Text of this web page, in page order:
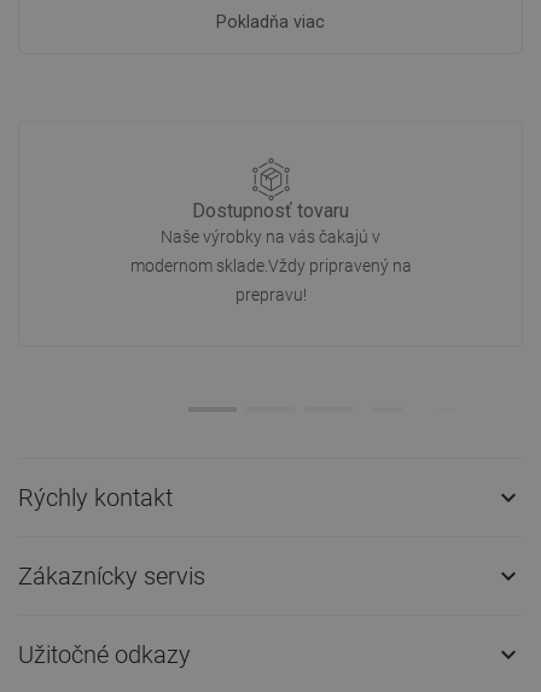
Pokladňa viac
Dostupnosť tovaru
Naše výrobky na vás čakajú v
modernom sklade.Vždy pripravený na
prepravu!
Rýchly kontakt 
Zákaznícky servis 
Užitočné odkazy 